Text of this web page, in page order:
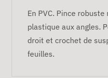
En PVC. Pince
plastique aux angles.
droit et crochet de
feuilles.